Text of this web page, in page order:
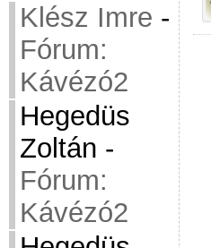
Klész Imre -
Fórum:
Kávézó2
Hegedüs
Zoltán -
Fórum:
Kávézó2